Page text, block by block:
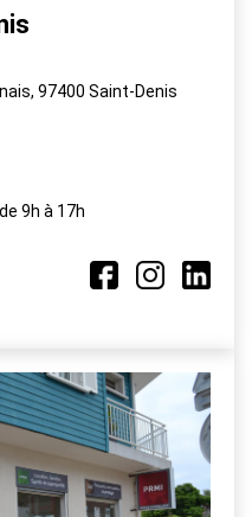
97400 Saint-Denis
9h à 17h